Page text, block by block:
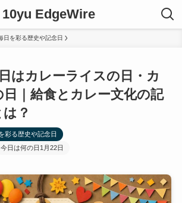
10yu EdgeWire
日を彩る歴史や記念日
はカレーライスの日・カ
日｜給食とカレー文化の記
？
彩る歴史や記念日
今日は何の日1月22日